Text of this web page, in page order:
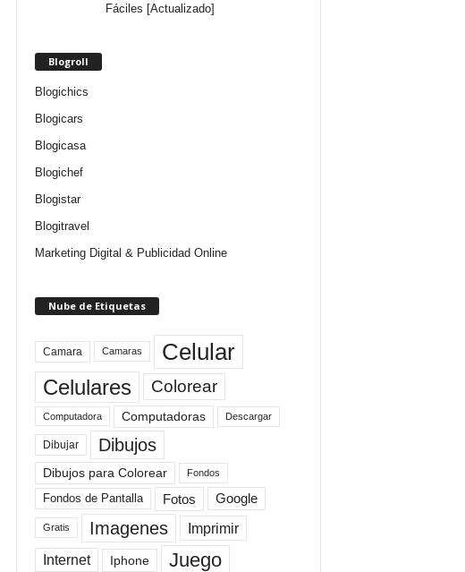
Fáciles [Actualizado]
Blogroll
Blogichics
Blogicars
Blogicasa
Blogichef
Blogistar
Blogitravel
Marketing Digital & Publicidad Online
Nube de Etiquetas
Camara Camaras Celular
Celulares Colorear
Computadora Computadoras Descargar
Dibujar Dibujos
Dibujos para Colorear Fondos
Fondos de Pantalla Fotos Google
Gratis Imagenes Imprimir
Internet Iphone Juego